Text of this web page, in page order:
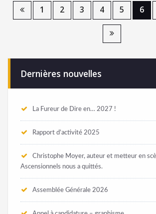
1 2 3 4 5 6
Dernières nouvelles
La Fureur de Dire en… 2027 !
Rapport d’activité 2025
Christophe Moyer, auteur et metteur en
Ascensionnels nous a quittés.
Assemblée Générale 2026